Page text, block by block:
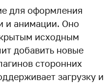
для оформления
и анимации. Оно
исходным
добавить новые
сторонних
загрузку и